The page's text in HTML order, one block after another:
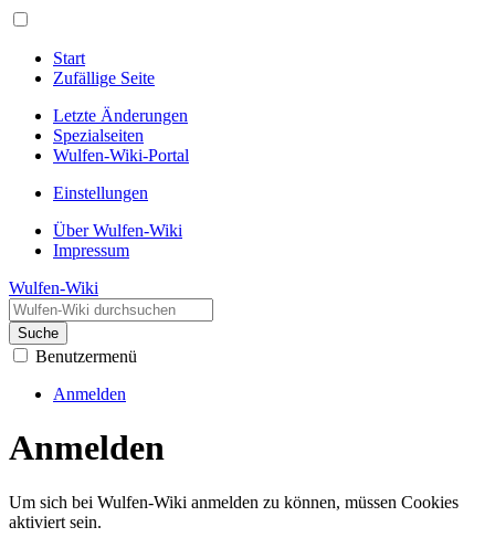
Start
Zufällige Seite
Letzte Änderungen
Spezialseiten
Wulfen-Wiki-Portal
Einstellungen
Über Wulfen-Wiki
Impressum
Wulfen-Wiki
Suche
Benutzermenü
Anmelden
Anmelden
Um sich bei Wulfen-Wiki anmelden zu können, müssen Cookies
aktiviert sein.